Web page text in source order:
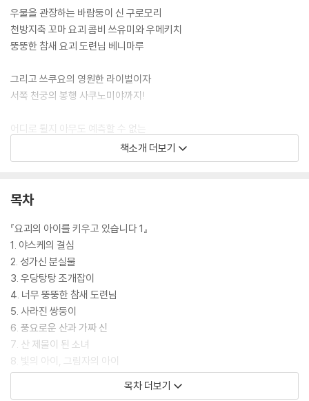
우물을 관장하는 바람둥이 신 구로모리
천방지축 꼬마 요괴 콤비 쓰유미와 우메키치
뚱뚱한 참새 요괴 도련님 베니마루
그리고 쓰쿠요의 영원한 라이벌이자
서쪽 천궁의 봉행 사쿠노미야까지!
어디로 튈지 아무도 예측할 수 없는
귀엽고 깜찍한 요괴들과 함께하는
요절복통 판타지 세계가 다시 펼쳐진다!
히로시마 레이코의 요괴 육아 판타지 소설 「요괴의 아이를 돌봐드립니다」
[도서] 요괴의 아이를 키우고 있습니다 2
국내 판타지 1위 작가 히로시마 레이코의 본격 요괴 육아 판타지
『요괴의 아이를 돌봐드립니다』 시리즈가 시즌 2로 돌아왔다!
드디어 강해질 수 있어! 주술을 익혀서 야스케 형을 지킬 거야! 센야의 영
혼을 지닌 요괴 아이 센키치, 견신 사쿠노미야의 제자가 되다!
“내가 대체 뭘 하고 있는 거지?”
설레는 마음으로 서쪽 천궁에 갔지만 하는 일이라곤 온갖 허드렛일뿐. 화
책소개 더보기
목차
『요괴의 아이를 키우고 있습니다 1』
1. 야스케의 결심
2. 성가신 분실물
3. 우당탕탕 조개잡이
4. 너무 뚱뚱한 참새 도련님
5. 사라진 쌍둥이
6. 풍요로운 산과 가짜 신
7. 산 제물이 된 소녀
8. 빛의 아이, 그림자의 아이
9. 구로모리의 입맞춤
목차 더보기